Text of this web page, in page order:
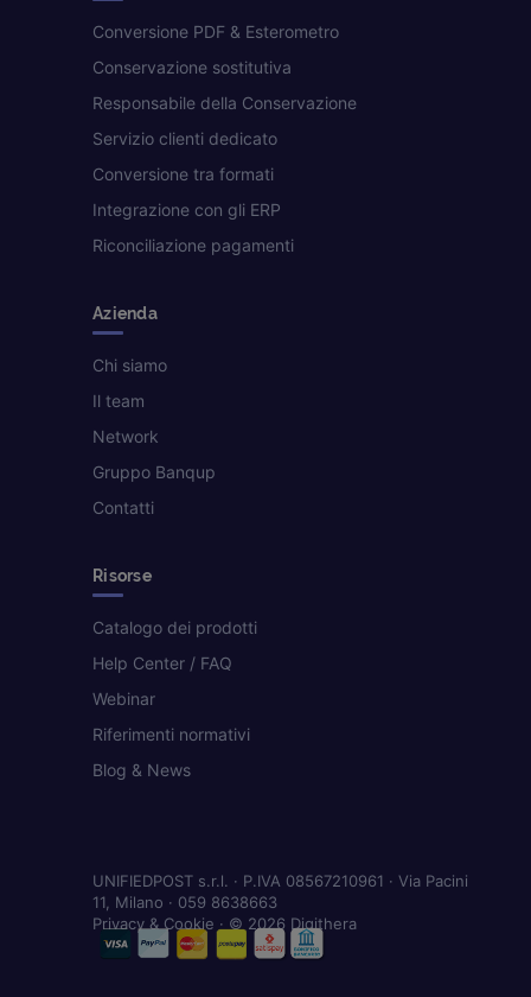
Conversione PDF & Esterometro
Conservazione sostitutiva
Responsabile della Conservazione
Servizio clienti dedicato
Conversione tra formati
Integrazione con gli ERP
Riconciliazione pagamenti
Azienda
Chi siamo
Il team
Network
Gruppo Banqup
Contatti
Risorse
Catalogo dei prodotti
Help Center / FAQ
Webinar
Riferimenti normativi
Blog & News
UNIFIEDPOST s.r.l. · P.IVA 08567210961 · Via Pacini
11, Milano · 059 8638663
Privacy & Cookie · © 2026 Digithera